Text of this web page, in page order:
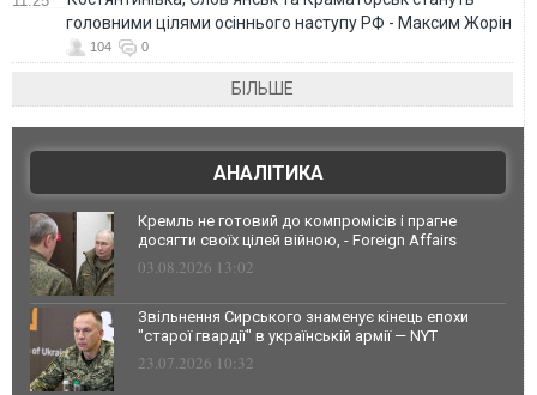
головними цілями осіннього наступу РФ - Максим Жорін
104 0
БІЛЬШЕ
АНАЛІТИКА
Кремль не готовий до компромісів і прагне
досягти своїх цілей війною, - Foreign Affairs
03.08.2026 13:02
Звільнення Сирського знаменує кінець епохи
"старої гвардії" в українській армії — NYT
23.07.2026 10:32